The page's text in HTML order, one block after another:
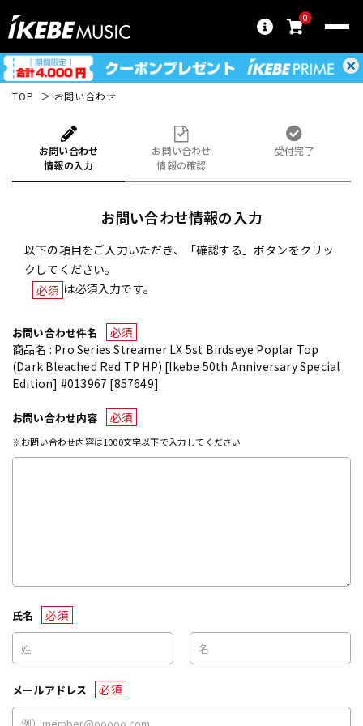
0
TOP お問い合わせ
お問い合わせ
情報の入力
お問い合わせ
情報の確認
受付完了
お問い合わせ情報の入力
以下の項目をご入力いただき、「確認する」ボタンをクリッ
クしてください。
必須 は必須入力です。
お問い合わせ件名
必須
商品名 : Pro Series Streamer LX 5st Birdseye Poplar Top
(Dark Bleached Red TP HP) [Ikebe 50th Anniversary Special
Edition] #013967 [857649]
お問い合わせ内容 必須
※お問い合わせ内容は1000文字以下で入力してください
氏名 必須
メールアドレス 必須